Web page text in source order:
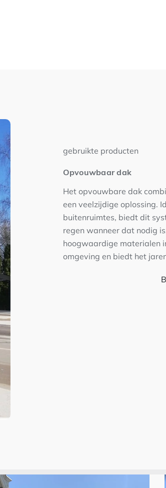
gebruikte producten
Opvouwbaar dak
Het opvouwbare dak
een veelzijdige oplossing.
buitenruimtes, biedt dit
regen wanneer dat nodig
hoogwaardige materialen
omgeving en biedt het